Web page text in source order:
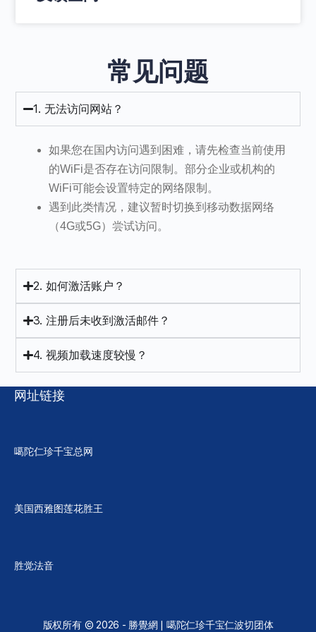
常见问题
1. 无法访问网站？
如果您在国内访问遇到困难，请先检查当前使用
的WiFi是否存在访问限制。部分企业或机构的
WiFi可能会设置特定的网络限制。
遇到此类情况，建议暂时切换到移动数据网络
（4G或5G）尝试访问。
2. 如何激活账户？
3. 注册后未收到激活邮件？
4. 视频加载速度较慢？
网址链接
噶陀仁珍千宝总网
美国西雅图莲花胜王
胜觉法音
版权所有 © 2026 - 勝覺網 | 噶陀仁珍千宝仁波切团体